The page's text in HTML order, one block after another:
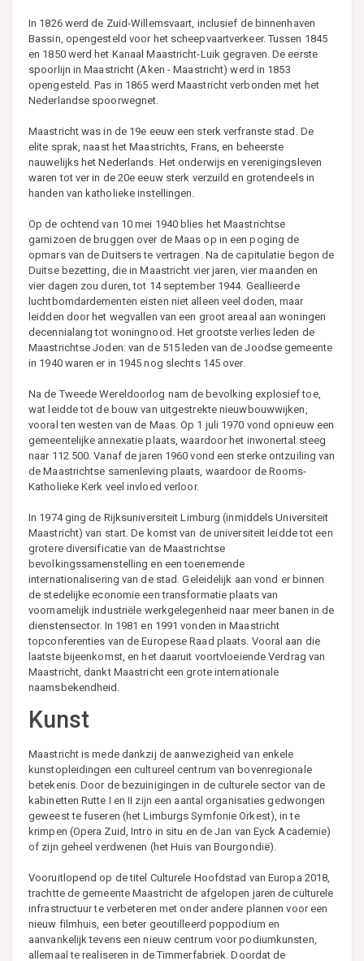
In 1826 werd de Zuid-Willemsvaart, inclusief de binnenhaven
Bassin, opengesteld voor het scheepvaartverkeer. Tussen 1845
en 1850 werd het Kanaal Maastricht-Luik gegraven. De eerste
spoorlijn in Maastricht (Aken - Maastricht) werd in 1853
opengesteld. Pas in 1865 werd Maastricht verbonden met het
Nederlandse spoorwegnet.
Maastricht was in de 19e eeuw een sterk verfranste stad. De
elite sprak, naast het Maastrichts, Frans, en beheerste
nauwelijks het Nederlands. Het onderwijs en verenigingsleven
waren tot ver in de 20e eeuw sterk verzuild en grotendeels in
handen van katholieke instellingen.
Op de ochtend van 10 mei 1940 blies het Maastrichtse
garnizoen de bruggen over de Maas op in een poging de
opmars van de Duitsers te vertragen. Na de capitulatie begon de
Duitse bezetting, die in Maastricht vier jaren, vier maanden en
vier dagen zou duren, tot 14 september 1944. Geallieerde
luchtbomdardementen eisten niet alleen veel doden, maar
leidden door het wegvallen van een groot areaal aan woningen
decennialang tot woningnood. Het grootste verlies leden de
Maastrichtse Joden: van de 515 leden van de Joodse gemeente
in 1940 waren er in 1945 nog slechts 145 over.
Na de Tweede Wereldoorlog nam de bevolking explosief toe,
wat leidde tot de bouw van uitgestrekte nieuwbouwwijken,
vooral ten westen van de Maas. Op 1 juli 1970 vond opnieuw een
gemeentelijke annexatie plaats, waardoor het inwonertal steeg
naar 112.500. Vanaf de jaren 1960 vond een sterke ontzuiling van
de Maastrichtse samenleving plaats, waardoor de Rooms-
Katholieke Kerk veel invloed verloor.
In 1974 ging de Rijksuniversiteit Limburg (inmiddels Universiteit
Maastricht) van start. De komst van de universiteit leidde tot een
grotere diversificatie van de Maastrichtse
bevolkingssamenstelling en een toenemende
internationalisering van de stad. Geleidelijk aan vond er binnen
de stedelijke economie een transformatie plaats van
voornamelijk industriële werkgelegenheid naar meer banen in de
dienstensector. In 1981 en 1991 vonden in Maastricht
topconferenties van de Europese Raad plaats. Vooral aan die
laatste bijeenkomst, en het daaruit voortvloeiende Verdrag van
Maastricht, dankt Maastricht een grote internationale
naamsbekendheid.
Kunst
Maastricht is mede dankzij de aanwezigheid van enkele
kunstopleidingen een cultureel centrum van bovenregionale
betekenis. Door de bezuinigingen in de culturele sector van de
kabinetten Rutte I en II zijn een aantal organisaties gedwongen
geweest te fuseren (het Limburgs Symfonie Orkest), in te
krimpen (Opera Zuid, Intro in situ en de Jan van Eyck Academie)
of zijn geheel verdwenen (het Huis van Bourgondië).
Vooruitlopend op de titel Culturele Hoofdstad van Europa 2018,
trachtte de gemeente Maastricht de afgelopen jaren de culturele
infrastructuur te verbeteren met onder andere plannen voor een
nieuw filmhuis, een beter geoutilleerd poppodium en
aanvankelijk tevens een nieuw centrum voor podiumkunsten,
allemaal te realiseren in de Timmerfabriek. Doordat de